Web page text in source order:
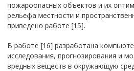
пожароопасных объектов и их
рельефа местности и
приведено работе [15].
В работе [16] разработана
исследования, прогнозирования и
вредных веществ в окружающую